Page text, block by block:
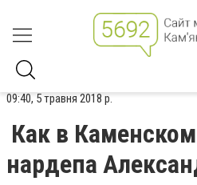
09:40, 5 травня 2018 р.
Как в
нардепа